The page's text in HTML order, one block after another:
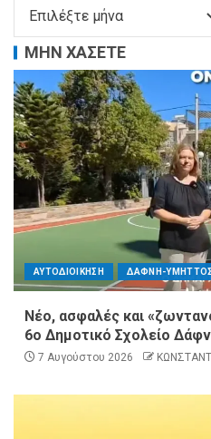
ΜΗΝ ΧΑΣΕΤΕ
ΑΥΤΟΔΙΟΙΚΗΣΗ ΔΑΦΝΗ-ΥΜΗΤΤΟΣ
Νέο, ασφαλές και
6ο Δημοτικό Σχολείο
7 Αυγούστου 2026